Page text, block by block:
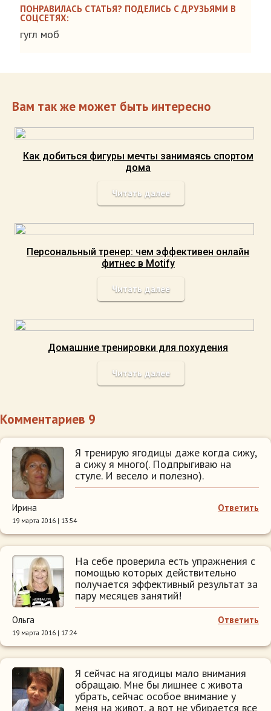
ПОНРАВИЛАСЬ СТАТЬЯ? ПОДЕЛИСЬ С ДРУЗЬЯМИ В
СОЦСЕТЯХ:
гугл моб
Вам так же может быть интересно
Как добиться фигуры мечты занимаясь спортом
дома
Читать далее
Персональный тренер: чем эффективен онлайн
фитнес в Motify
Читать далее
Домашние тренировки для похудения
Читать далее
Комментариев 9
Я тренирую ягодицы даже когда сижу,
а сижу я много(. Подпрыгиваю на
стуле. И весело и полезно).
Ответить
Ирина
19 марта 2016 | 13:54
На себе проверила есть упражнения с
помощью которых действительно
получается эффективный результат за
пару месяцев занятий!
Ответить
Ольга
19 марта 2016 | 17:24
Я сейчас на ягодицы мало внимания
обращаю. Мне бы лишнее с живота
убрать, сейчас особое внимание у
меня на живот, а вот не убирается все